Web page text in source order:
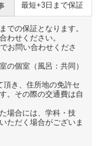
最短+3日まで保証
での保証となります。
わせください。
お問い合わせくださ
の個室（風呂：共同）
き、住所地の免許セ
。その際の交通費は自
場合には、学科・技
ただく場合がございま